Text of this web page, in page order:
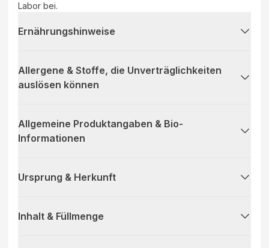
Labor bei.
Ernährungshinweise
Allergene & Stoffe, die Unverträglichkeiten
auslösen können
Allgemeine Produktangaben & Bio-
Informationen
Ursprung & Herkunft
Inhalt & Füllmenge